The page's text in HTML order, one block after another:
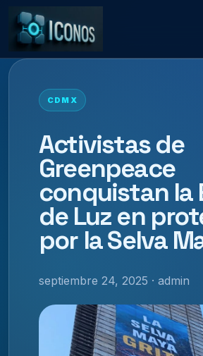
CDMX
Activistas de
Greenpeace
conquistan la
de Luz en
por la Selva
septiembre 24, 2025 · admin